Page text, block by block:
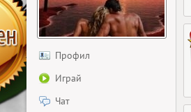
Профил
Играй
Чат